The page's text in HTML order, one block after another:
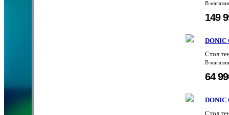
В
149
DONIC
Стол
В
64
DONIC
Стол